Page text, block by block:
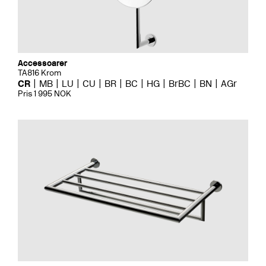
Accessoarer
TA816 Krom
CR MB LU CU BR BC HG BrBC BN AGr
Pris 1 995 NOK